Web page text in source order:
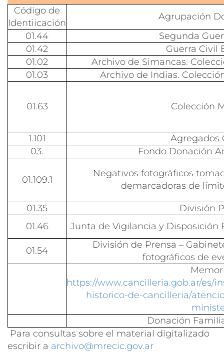
Código de
Identiicación
Agrupación
01.44
Segunda
01.42
Guerra Civil
01.02
Archivo de Simancas.
01.03
Archivo de Indias.
01.63 Colección
1.101
Agregados
03.
Fondo Donación
01.109.1
Negativos fotográficos
demarcadoras de
01.35
División
01.46
Junta de Vigilancia y Disposición
01.54
División de Prensa –
fotográficos de
https://www.cancilleria.gob.ar/es/
historico-de-cancilleria/
Donación
Para consultas sobre el material digitalizado
escribir a archivo@mrecic.gov.ar